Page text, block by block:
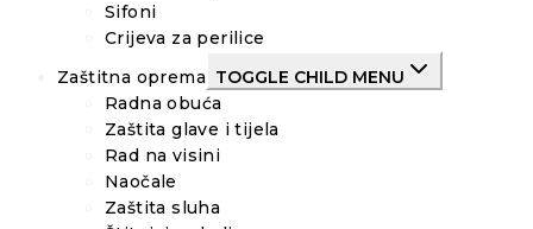
Sifoni
Crijeva za perilice
Zaštitna oprema TOGGLE CHILD MENU
Radna obuća
Zaštita glave i tijela
Rad na visini
Naočale
Zaštita sluha